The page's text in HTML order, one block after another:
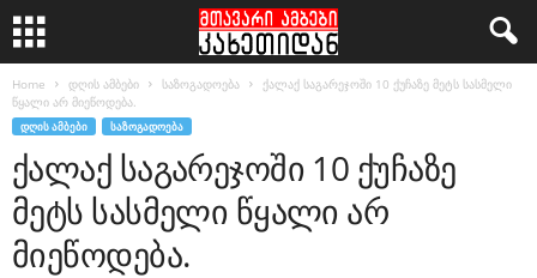
Home დღის ამბები საზოგადოება
ქალაქ საგარეჯოში 10 ქუჩაზე მეტს სასმელი
წყალი არ მიეწოდება.
ᲓᲦᲘᲡ ᲐᲛᲑᲔᲑᲘ ᲡᲐᲖᲝᲒᲐᲓᲝᲔᲑᲐ
ქალაქ საგარეჯოში 10 ქუჩაზე
მეტს სასმელი წყალი არ
მიეწოდება.